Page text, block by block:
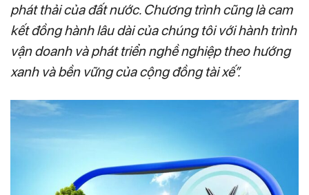
phát thải của đất nước. Chương trình cũng là cam
kết đồng hành lâu dài của chúng tôi với hành trình
vận doanh và phát triển nghề nghiệp theo hướng
xanh và bền vững của cộng đồng tài xế”.